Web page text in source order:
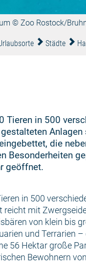
© Zoo Rostock/
Städte
Tieren in 500
die
Besonderheiten
geöffnet.
in 500
reicht mit
von klein bis
und Terrarien
56 Hektar große
Bewohnern